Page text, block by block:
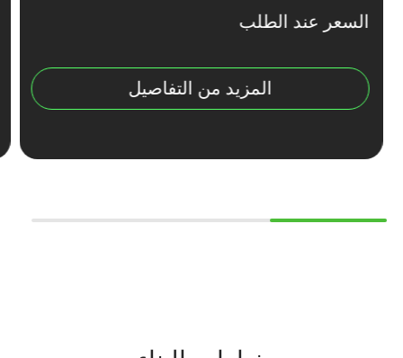
السعر عند الطلب
المزيد من التفاصيل